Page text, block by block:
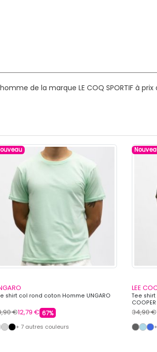
de la marque LE COQ SPORTIF à prix
shirt col rond coton Homme UNGARO
€12,79 € 67%
+ 7 autres couleurs
LEE
Tee
COOPER
34,90 €